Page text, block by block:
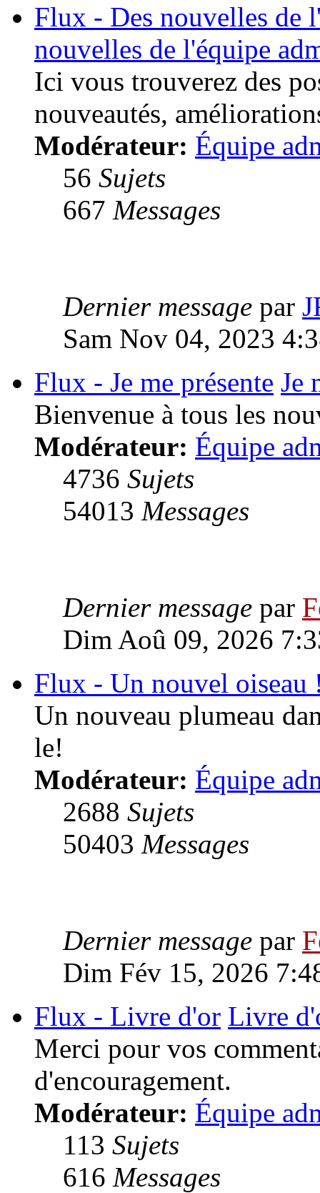
Flux - Des nouvelles de
nouvelles de l'équipe
Ici vous trouverez des
nouveautés,
Modérateur: Équipe
56 Sujets
667 Messages
Dernier message par
Sam Nov 04, 2023
Flux - Je me présente Je
Bienvenue à tous les
Modérateur: Équipe
4736 Sujets
54013 Messages
Dernier message par
Dim Aoû 09, 2026
Flux - Un nouvel oiseau
Un nouveau plumeau
le!
Modérateur: Équipe
2688 Sujets
50403 Messages
Dernier message par
Dim Fév 15, 2026
Flux - Livre d'or Livre
Merci pour vos
d'encouragement.
Modérateur: Équipe
113 Sujets
616 Messages